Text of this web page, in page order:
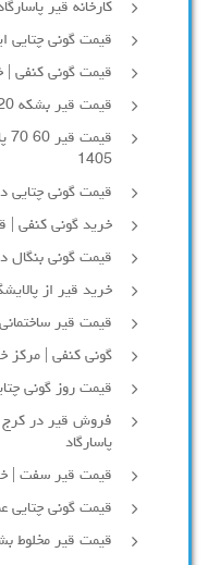
کارخانه قیر
قیمت گونی چتایی
قیمت گونی کنفی |
قیمت قیر بشکه 220 لیتری | خرید امروز پالایشگاه
1405
قیمت گونی چتایی
خرید گونی کنفی |
قیمت گونی بنگال درجه 2 | خرید امروز
خرید قیر از
قیمت قیر
گونی کنفی | مرکز
قیمت روز گونی
پاسارگاد
قیمت قیر سفت | خرید
قیمت گونی چتایی
قیمت قیر مخلوط